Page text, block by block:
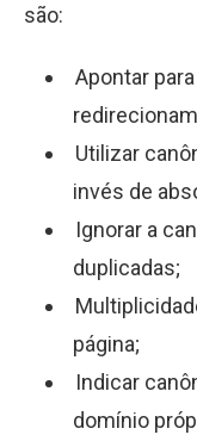
são:
Apontar
Utilizar
invés de
Ignorar a
duplicadas;
página;
Indicar
domínio